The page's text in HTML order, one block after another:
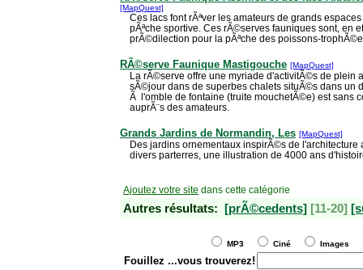
[MapQuest]
Ces lacs font rÃªver les amateurs de grands
pÃªche sportive. Ces rÃ©serves fauniques sont, en
prÃ©dilection pour la pÃªche des poissons-
RÃ©serve Faunique Mastigouche [MapQuest]
La rÃ©serve offre une myriade d'activitÃ©s de plein
sÃ©jour dans de superbes chalets situÃ©s dans un
Ã l'omble de fontaine (truite mouchetÃ©e) est sans
auprÃ¨s des amateurs.
Grands Jardins de Normandin, Les [MapQuest]
Des jardins ornementaux inspirÃ©s de l'architecture
divers parterres, une illustration de 4000 ans
Ajoutez votre site dans cette catégorie
Autres résultats: [prÃ©cedents] [11-20]
MP3 Ciné Images
Fouillez ...vous trouverez!